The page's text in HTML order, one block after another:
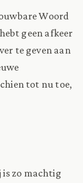
Woord
geen afkeer
te geven aan
tot nu toe,
is zo machtig